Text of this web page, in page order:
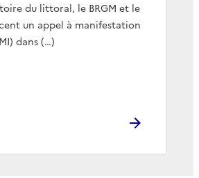
du littoral, le BRGM et le
un appel à manifestation
dans (…)